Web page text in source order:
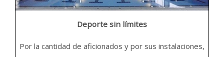
Deporte sin límites
Por la cantidad de aficionados y por sus instalaciones,